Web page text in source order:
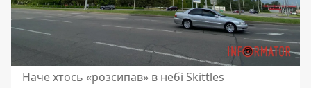
Наче хтось «розсипав» в небі Skittles